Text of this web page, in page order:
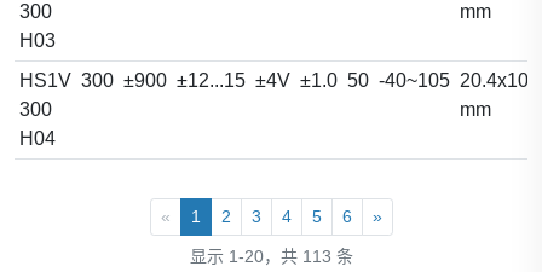
300
H03
mm
HS1V
300
H04
300 ±900 ±12...15 ±4V ±1.0 50 -40~105
mm
« 1 2 3 4 5 6 »
显示 1-20，共 113 条